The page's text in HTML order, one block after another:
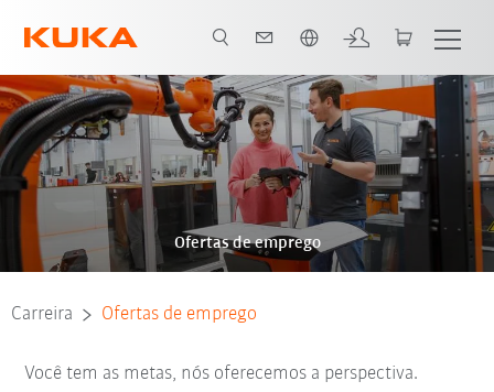
Ofertas de emprego
Carreira Ofertas de emprego
Você tem as metas, nós oferecemos a perspectiva.